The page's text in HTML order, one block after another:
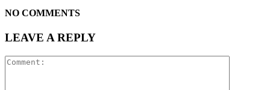
NO COMMENTS
LEAVE A REPLY